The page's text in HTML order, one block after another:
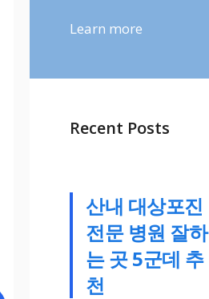
Learn more
Recent Posts
산내 대상포진
전문 병원 잘하
는 곳 5군데 추
천